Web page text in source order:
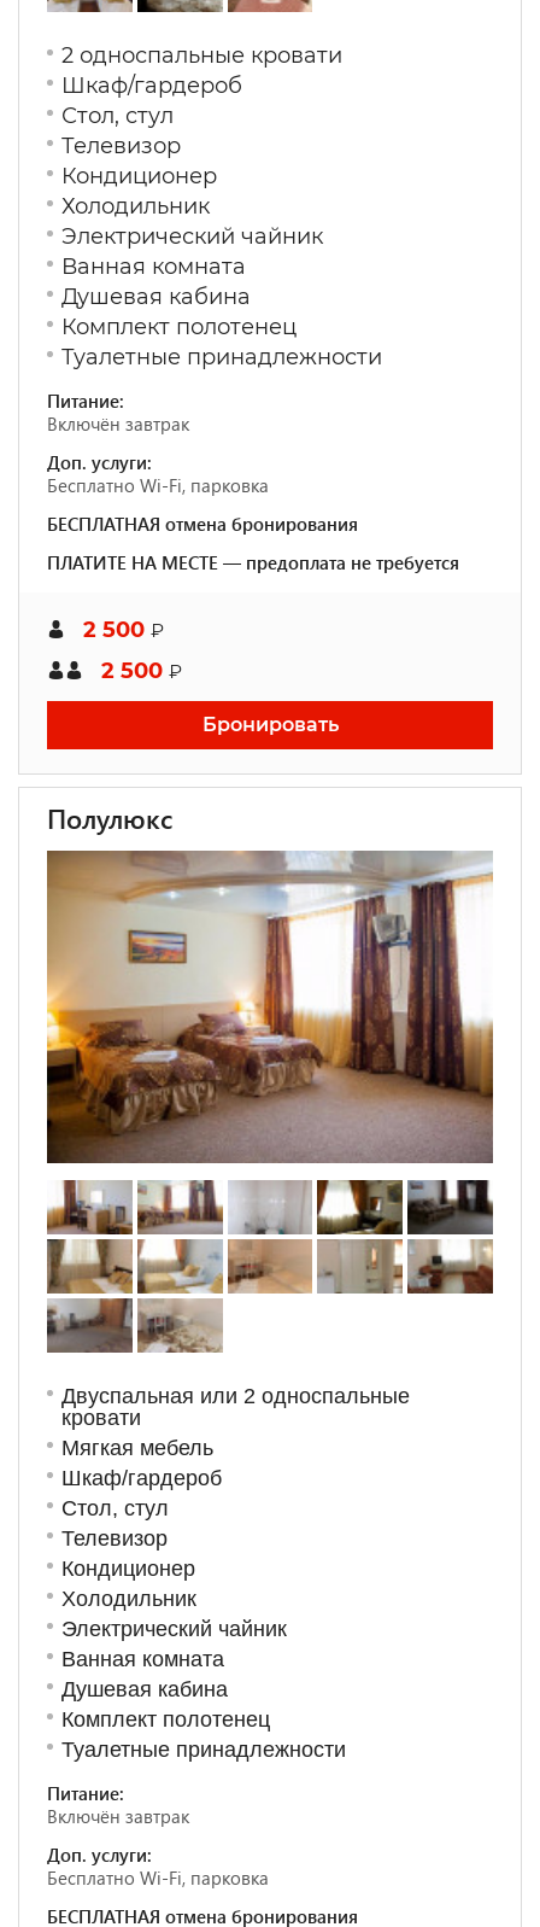
2 односпальные кровати
Шкаф/гардероб
Стол, стул
Телевизор
Кондиционер
Холодильник
Электрический чайник
Ванная комната
Душевая кабина
Комплект полотенец
Туалетные принадлежности
Питание:
Включён завтрак
Доп. услуги:
Бесплатно Wi-Fi, парковка
БЕСПЛАТНАЯ отмена бронирования
ПЛАТИТЕ НА МЕСТЕ — предоплата не требуется
2 500 ₽
2 500 ₽
Бронировать
Полулюкс
Двуспальная или 2 односпальные
кровати
Мягкая мебель
Шкаф/гардероб
Стол, стул
Телевизор
Кондиционер
Холодильник
Электрический чайник
Ванная комната
Душевая кабина
Комплект полотенец
Туалетные принадлежности
Питание:
Включён завтрак
Доп. услуги:
Бесплатно Wi-Fi, парковка
БЕСПЛАТНАЯ отмена бронирования